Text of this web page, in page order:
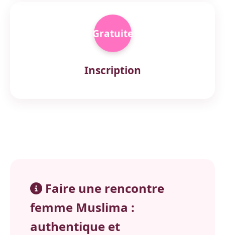
Gratuite
Inscription
Faire une rencontre
femme Muslima :
authentique et